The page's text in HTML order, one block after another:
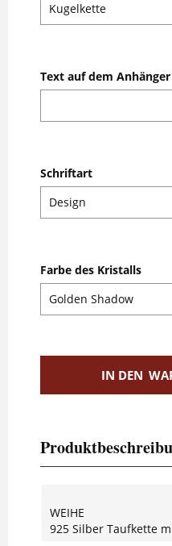
Text auf dem
Schriftart
Farbe des Kristalls
IN DEN
WEIHE
925 Silber Taufkette